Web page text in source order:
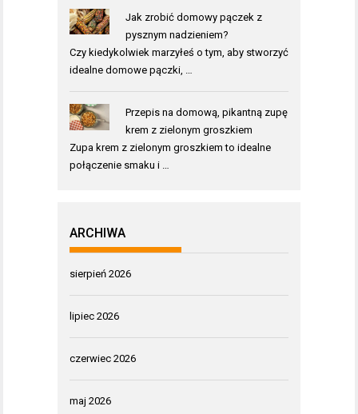
Jak zrobić domowy pączek z
pysznym nadzieniem?
Czy kiedykolwiek marzyłeś o tym, aby stworzyć
idealne domowe pączki, …
Przepis na domową, pikantną zupę
krem z zielonym groszkiem
Zupa krem z zielonym groszkiem to idealne
połączenie smaku i …
ARCHIWA
sierpień 2026
lipiec 2026
czerwiec 2026
maj 2026